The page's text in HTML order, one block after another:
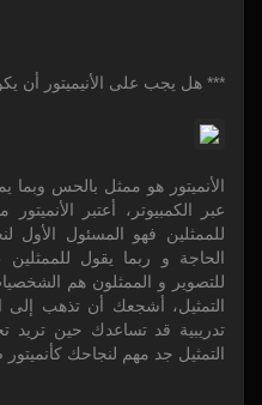
*** هل يجب على الأنيميتور أن
الأنميتور هو ممثل بالحس
عبر الكمبيوتر، أعتبر
للممثلين فهو المسئول
الحاجة و ربما يقول للممثلين
للتصوير و الممثلون هم
التمثيل، أشجعك أن تذهب
تدريبية قد تساعدك حين تريد
التمثيل جد مهم لنجاحك كأنميتور